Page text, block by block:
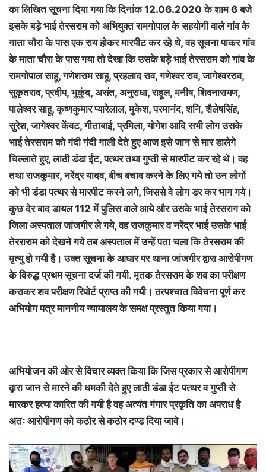
का लिखित सूचना दिया गया कि दिनांक 12.06.2020 के शाम 6 बजे
इसके बड़े भाई तेरसराम को अभियुक्त रामगोपाल के सहयोगी वाले गांव के
गाता चौरा के पास एक राय होकर मारपीट कर रहे थे, वह सूचना पाकर गांव
के माता चौरा के पास गया तो देखा कि उसके बड़े भाई तेरसराम को गांव के
रामगोपाल साहू, गणेशराम साहू, प्रहलाद राव, गणेश्वर राव, जागेश्वरराव,
सुकृतराव, प्रदीप, भुकुंद, असंत, अनुराधा, राहूल, मनीष, शिवनारायण,
पालेश्वर साहू, कृष्णकुमार प्यारेलाल, मुकेश, परमानंद, शनि, शैलेषसिंह,
सुरेश, जागेश्वर केंवट, गीताबाई, प्रमिला, योगेश आदि सभी लोग उसके
भाई तेरसराम को गंदी गंदी गाली देते हुए आज इसे जान से मार डालेगे
चिल्लाते हुए, लाठी डंडा ईंट, पत्थर तथा गुप्ती से मारपीट कर रहे थे। वह
तथा राजकुमार, नरेंद्र यादव, बीच बचाव करने के लिए गये तो उन लोगों
को भी डंडा पत्थर से मारपीट करने लगे, जिससे वे लोग डर कर भाग गये।
कुछ देर बाद डायल 112 में पुलिस वाले आये और उसके भाई तेरसराग को
जिला अस्पताल जांजगीर ले गये, वह राजकुमार व नरेंद्र भाई उसके भाई
तेरराराम को देखने गये तब अस्पताल में उन्हें पता चला कि तेरसराम की
मृत्यु हो गयी है। उक्त सूचना के आधार पर थाना जांजगीर द्वारा आरोपीगण
के विरुद्ध प्रथम सूचना दर्ज की गयी. मृतक तेरसराम के शव का परीक्षण
कराकर शव परीक्षण रिपोर्ट प्राप्त की गयी। तत्पश्चात विवेचना पूर्ण कर
अभियोग पत्र माननीय न्यायालय के समक्ष प्रस्तुत किया गया।
अभियोजन की ओर से विचार व्यक्त किया कि जिस प्रकार से आरोपीगण
द्वारा जान से मारने की धमकी देते हुए लाठी डंडा ईट पत्थर व गुप्ती से
मारकर हत्या कारित की गयी है वह अत्यंत गंगार प्रकृति का अपराध है
अतः आरोपीगण को कठोर से कठोर दण्ड दिया जावे।